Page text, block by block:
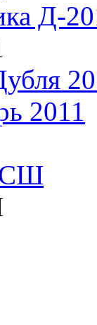
Д-
2011